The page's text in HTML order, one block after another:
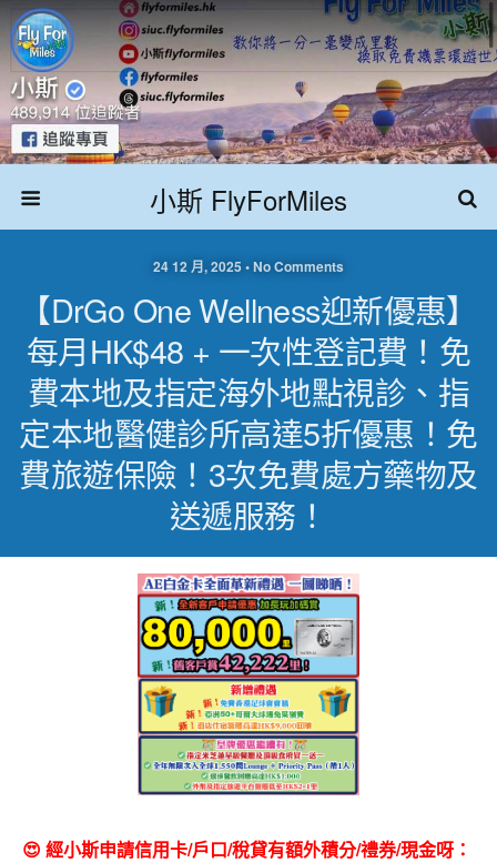
小斯 FlyForMiles
24 12 月, 2025 • No Comments
【DrGo One Wellness迎新優惠】
每月HK$48 + 一次性登記費！免
費本地及指定海外地點視診、指
定本地醫健診所高達5折優惠！免
費旅遊保險！3次免費處方藥物及
送遞服務！
😍 經小斯申請信用卡/戶口/稅貸有額外積分/禮券/現金呀：